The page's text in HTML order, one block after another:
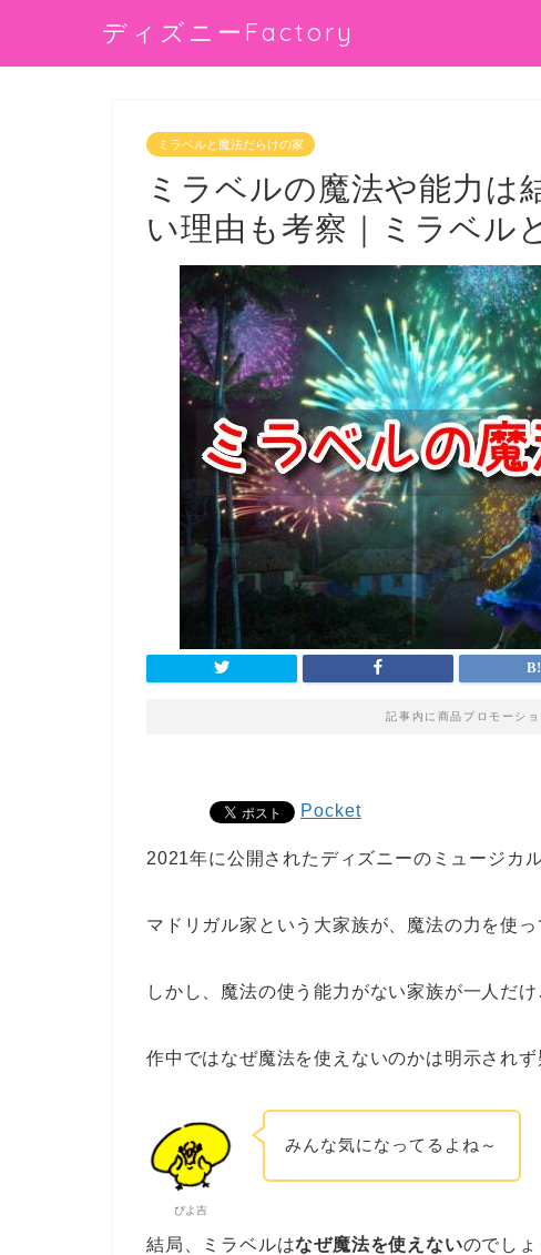
ディズニーFactory
ミラベルと魔法だらけの家
ミラベルの魔法や能力は
い理由も考察｜ミラベル
記事内に商品プロモーシ
Pocket
2021年に公開されたディズニーのミュージカ
マドリガル家という大家族が、魔法の力を使
しかし、魔法の使う能力がない家族が一人だ
作中ではなぜ魔法を使えないのかは明示されず
ぴよ吉
みんな気になってるよね～
結局、ミラベルはなぜ魔法を使えないのでしょ